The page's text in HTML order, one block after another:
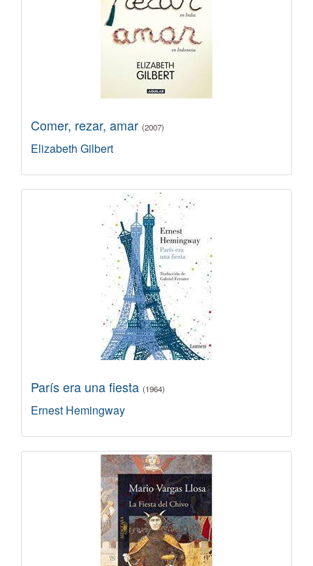
Comer, rezar, amar (2007)
Elizabeth Gilbert
París era una fiesta (1964)
Ernest Hemingway